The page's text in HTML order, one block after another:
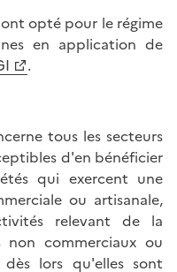
opté pour le régime
en application de
.
tous les secteurs
d'en bénéficier
qui exercent une
ou artisanale,
relevant de la
non commerciaux ou
dès lors qu'elles sont